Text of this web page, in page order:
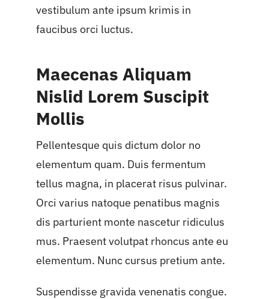
vestibulum ante ipsum krimis in
faucibus orci luctus.
Maecenas Aliquam
Nislid Lorem Suscipit
Mollis
Pellentesque quis dictum dolor no
elementum quam. Duis fermentum
tellus magna, in placerat risus pulvinar.
Orci varius natoque penatibus magnis
dis parturient monte nascetur ridiculus
mus. Praesent volutpat rhoncus ante eu
elementum. Nunc cursus pretium ante.
Suspendisse gravida venenatis congue.